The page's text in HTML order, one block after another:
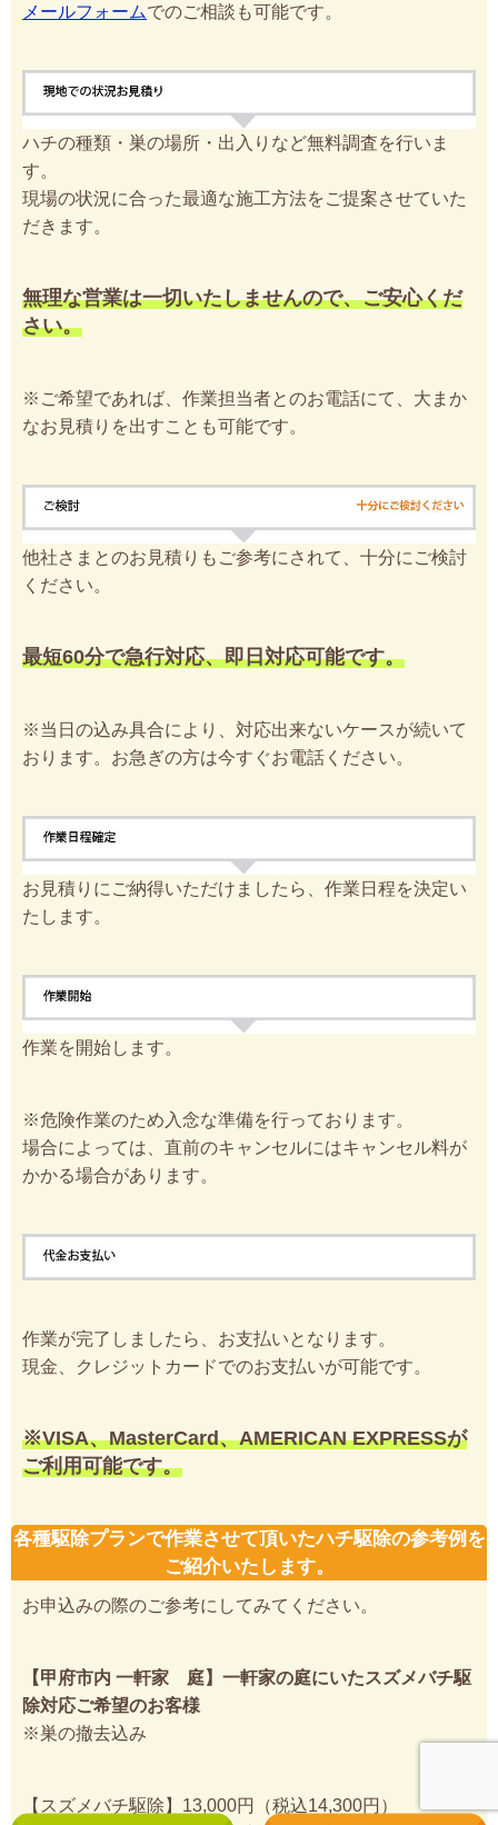
メールフォームでのご相談も可能です。
ハチの種類・巣の場所・出入りなど無料調査を行いま
す。
現場の状況に合った最適な施工方法をご提案させていた
だきます。
無理な営業は一切いたしませんので、ご安心くだ
さい。
※ご希望であれば、作業担当者とのお電話にて、大まか
なお見積りを出すことも可能です。
他社さまとのお見積りもご参考にされて、十分にご検討
ください。
最短60分で急行対応、即日対応可能です。
※当日の込み具合により、対応出来ないケースが続いて
おります。お急ぎの方は今すぐお電話ください。
お見積りにご納得いただけましたら、作業日程を決定い
たします。
作業を開始します。
※危険作業のため入念な準備を行っております。
場合によっては、直前のキャンセルにはキャンセル料が
かかる場合があります。
作業が完了しましたら、お支払いとなります。
現金、クレジットカードでのお支払いが可能です。
※VISA、MasterCard、AMERICAN EXPRESSが
ご利用可能です。
各種駆除プランで作業させて頂いたハチ駆除の参考例を
ご紹介いたします。
お申込みの際のご参考にしてみてください。
【甲府市内 一軒家 庭】一軒家の庭にいたスズメバチ駆
除対応ご希望のお客様
※巣の撤去込み
【スズメバチ駆除】13,000円（税込14,300円）